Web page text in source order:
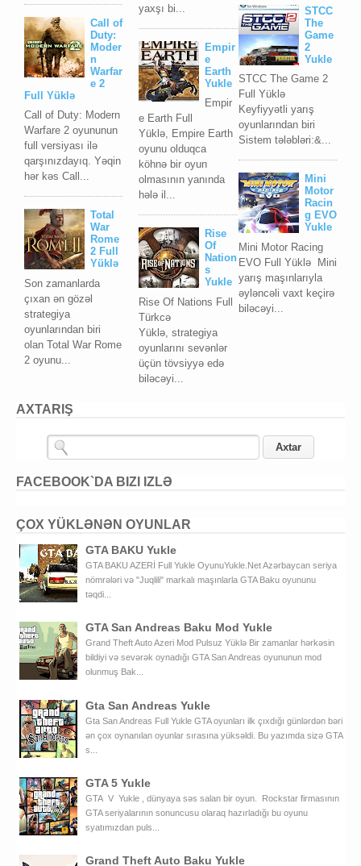
Call of
Duty:
Moder
n
Warfar
e 2
Full Yüklə
Call of Duty: Modern
Warfare 2 oyununun
full versiyası ilə
qarşınızdayıq. Yəqin
hər kəs Call...
Total
War
Rome
2 Full
Yüklə
Son zamanlarda
çıxan ən gözəl
strategiya
oyunlarından biri
olan Total War Rome
2 oyunu...
STCC
The
Game
2
Yukle
STCC The Game 2
Full Yüklə
Keyfiyyətli yarış
oyunlarından biri
Sistem tələbləri:&...
Mini
Motor
Racin
g EVO
Yukle
Mini Motor Racing
EVO Full Yüklə Mini
yarış maşınlarıyla
əyləncəli vaxt keçirə
biləcəyi...
yaxşı bi...
Empir
e
Earth
Yukle
Empir
e Earth Full
Yüklə, Empire Earth
oyunu olduqca
köhnə bir oyun
olmasının yanında
hələ il...
Rise
Of
Nation
s
Yukle
Rise Of Nations Full
Türkcə
Yüklə, strategiya
oyunlarını sevənlər
üçün tövsiyyə edə
biləcəyi...
AXTARIŞ
FACEBOOK`DA BIZI IZLƏ
ÇOX YÜKLƏNƏN OYUNLAR
GTA BAKU Yukle
GTA BAKU AZERİ Full Yukle OyunuYukle.Net Azərbaycan seriya
nömrələri və "Juqlili" markalı maşınlarla GTA Baku oyununu
təqdi...
GTA San Andreas Baku Mod Yukle
Grand Theft Auto Azeri Mod Pulsuz Yüklə Bir zamanlar hərkəsin
bildiyi və sevərək oynadığı GTA San Andreas oyununun mod
olunmuş Bak...
Gta San Andreas Yukle
Gta San Andreas Full Yukle GTA oyunları ilk çıxdığı günlərdən bəri
ən çox oynanılan oyunlar sırasına yüksəldi. Bu yazımda sizə GTA
s...
GTA 5 Yukle
GTA V Yukle , dünyaya səs salan bir oyun. Rockstar firmasının
GTA seriyalarının sonuncusu olaraq hazırladığı bu oyunu
syatımızdan puls...
Grand Theft Auto Baku Yukle